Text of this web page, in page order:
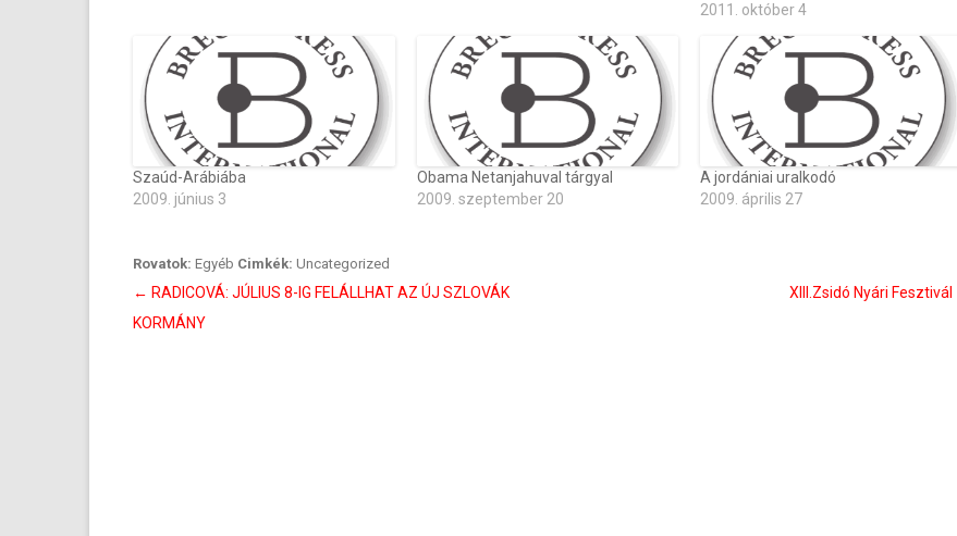
2011. október 4
Szaúd-Arábiába
2009. június 3
Obama Netanjahuval tárgyal
2009. szeptember 20
A jordániai uralkodó
2009. április 27
Rovatok: Egyéb Cimkék: Uncategorized
Bejegyzés
navigáció
← RADICOVÁ: JÚLIUS 8-IG FELÁLLHAT AZ ÚJ SZLOVÁK
KORMÁNY
XIII.Zsidó Nyári Fesztivál